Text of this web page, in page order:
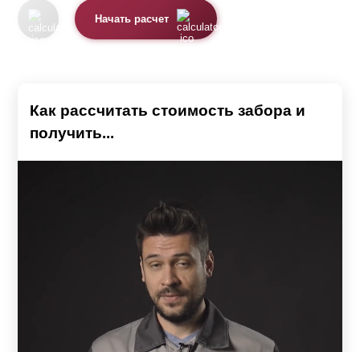
Почему именно жалюзи
прослужит гораздо дольше, нежели дерево или
конструкции, от 0,5 мм до 1,5 мм и имеет следующие
Конструкция из кирпичных опор и жалюзи
отличается надежностью, долговечностью и
эстетичным видом.
Начать расчет
Как рассчитать стоимость забора и
получить...